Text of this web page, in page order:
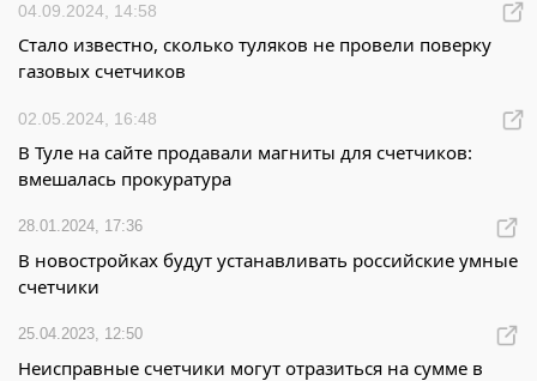
04.09.2024, 14:58
Стало известно, сколько туляков не провели поверку
газовых счетчиков
02.05.2024, 16:48
В Туле на сайте продавали магниты для счетчиков:
вмешалась прокуратура
28.01.2024, 17:36
В новостройках будут устанавливать российские умные
счетчики
25.04.2023, 12:50
Неисправные счетчики могут отразиться на сумме в